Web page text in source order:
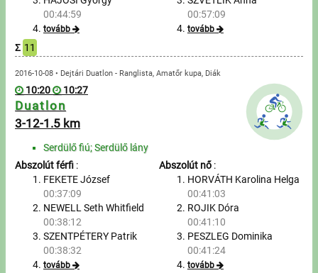
Futás
Kerékpározás
Multisportok
Úszás
Evezés
Hírek
Útmutató
00:44:59
tovább
00:57:09
tovább
Σ 11
2016-10-08 • Dejtári Duatlon - Ranglista, Amatőr kupa, Diák
10:20 10:27
Duatlon
3-12-1.5 km
Serdülő fiú; Serdülő lány
Abszolút férfi :
FEKETE József
00:37:09
NEWELL Seth Whitfield
00:38:12
SZENTPÉTERY Patrik
00:38:32
tovább
Abszolút nő:
HORVÁTH Karolina Helga
00:41:03
ROJIK Dóra
00:41:10
PESZLEG Dominika
00:41:24
tovább